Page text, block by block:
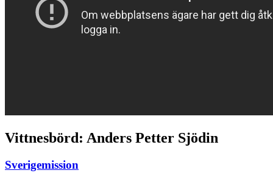
Vittnesbörd: Anders Petter Sjödin
Sverigemission